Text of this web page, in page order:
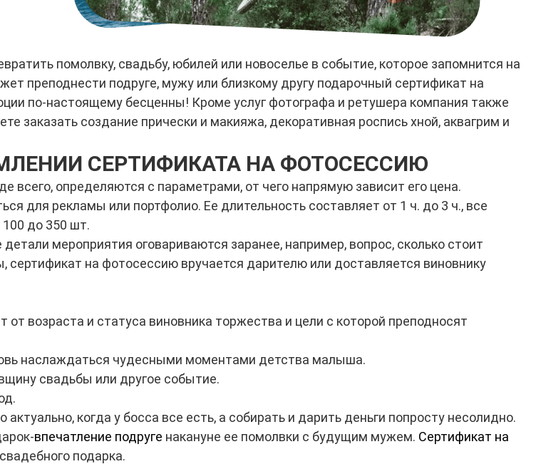
помолвку, свадьбу, юбилей или новоселье в событие, которое запомнится на
преподнести подруге, мужу или близкому другу подарочный сертификат на
по-настоящему бесценны! Кроме услуг фотографа и ретушера компания также
заказать создание прически и макияжа, декоративная роспись хной, аквагрим и
СЕРТИФИКАТА НА ФОТОСЕССИЮ
определяются с параметрами, от чего напрямую зависит его цена.
для рекламы или портфолио. Ее длительность составляет от 1 ч. до 3 ч., все
до 350 шт.
мероприятия оговариваются заранее, например, вопрос, сколько стоит
на фотосессию вручается дарителю или доставляется виновнику
возраста и статуса виновника торжества и цели с которой преподносят
наслаждаться чудесными моментами детства малыша.
свадьбы или другое событие.
когда у босса все есть, а собирать и дарить деньги попросту несолидно.
впечатление подруге накануне ее помолвки с будущим мужем. Сертификат на
подарка.